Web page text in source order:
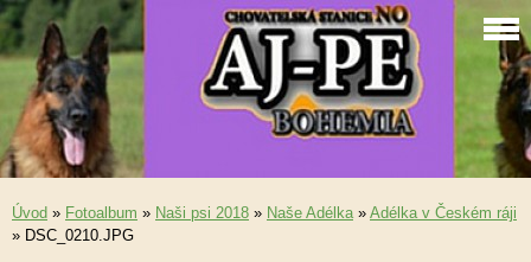
Úvod » Fotoalbum » Naši psi 2018 » Naše Adélka» Adélka v Českém ráji
» DSC_0210.JPG